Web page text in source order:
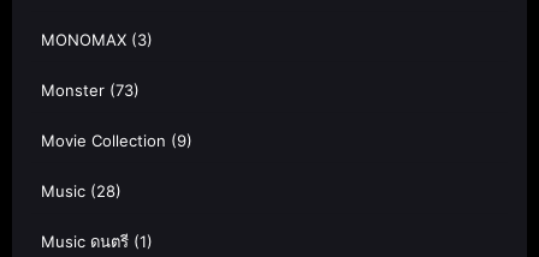
MONOMAX (3)
Monster (73)
Movie Collection (9)
Music (28)
Music ดนตรี (1)